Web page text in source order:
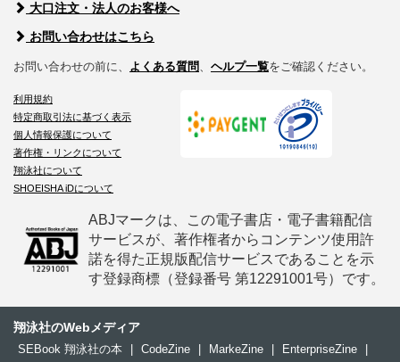
大口注文・法人のお客様へ
お問い合わせはこちら
お問い合わせの前に、 よくある質問、 ヘルプ一覧をご確認ください。
利用規約
特定商取引法に基づく表示
個人情報保護について
著作権・リンクについて
翔泳社について
SHOEISHA iDについて
ABJマークは、この電子書店・電子書籍配信
サービスが、著作権者からコンテンツ使用許
諾を得た正規版配信サービスであることを示
す登録商標（登録番号 第12291001号）です。
翔泳社のWebメディア
SEBook 翔泳社の本 CodeZine MarkeZine EnterpriseZine